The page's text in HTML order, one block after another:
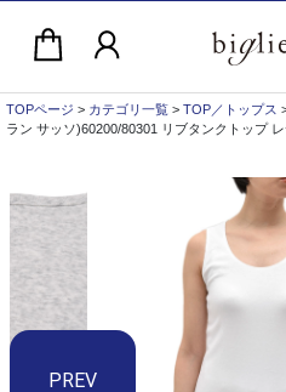
TOPページ > カテゴリ一覧 > TOP／トップス
ラン サッソ)60200/80301 リブタンクトップ